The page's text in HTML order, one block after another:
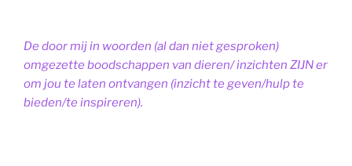
De door mij in woorden (al dan niet gesproken)
omgezette boodschappen van dieren/ inzichten ZIJN er
om jou te laten ontvangen (inzicht te geven/hulp te
bieden/te inspireren).